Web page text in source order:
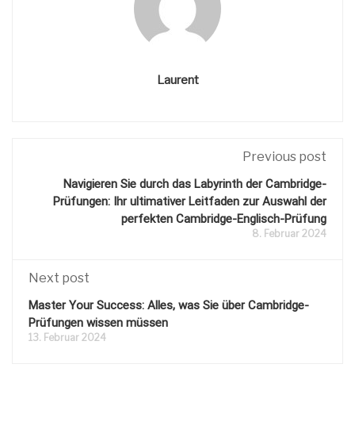
Laurent
Previous post
Navigieren Sie durch das Labyrinth der Cambridge-
Prüfungen: Ihr ultimativer Leitfaden zur Auswahl der
perfekten Cambridge-Englisch-Prüfung
8. Februar 2024
Next post
Master Your Success: Alles, was Sie über Cambridge-
Prüfungen wissen müssen
13. Februar 2024